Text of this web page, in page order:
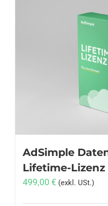
AdSimple
Lifetime-Lizenz
499,00 € (exkl. USt.)